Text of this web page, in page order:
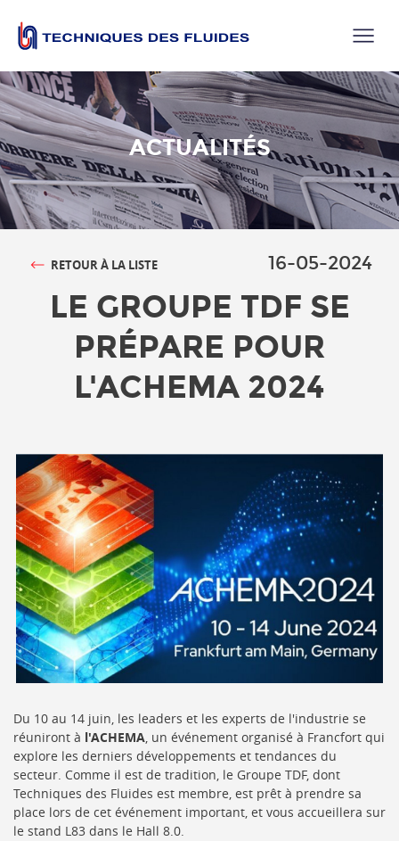
ACTUALITÉS
RETOUR À LA LISTE 16-05-2024
LE GROUPE TDF SE
PRÉPARE POUR
L'ACHEMA 2024
Du 10 au 14 juin, les leaders et les experts de l'industrie se
réuniront à l'ACHEMA, un événement organisé à Francfort qui
explore les derniers développements et tendances du
secteur. Comme il est de tradition, le Groupe TDF, dont
Techniques des Fluides est membre, est prêt à prendre sa
place lors de cet événement important, et vous accueillera sur
le stand L83 dans le Hall 8.0.